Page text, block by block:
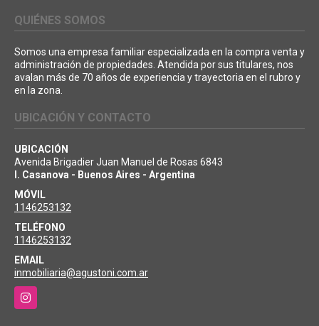
QUIÉNES SOMOS
Somos una empresa familiar especializada en la compra venta y
administración de propiedades. Atendida por sus titulares, nos
avalan más de 70 años de experiencia y trayectoria en el rubro y
en la zona.
UBICACIÓN Y CONTACTO
UBICACIÓN
Avenida Brigadier Juan Manuel de Rosas 6843
I. Casanova - Buenos Aires - Argentina
MÓVIL
1146253132
TELÉFONO
1146253132
EMAIL
inmobiliaria@agustoni.com.ar
Instagram